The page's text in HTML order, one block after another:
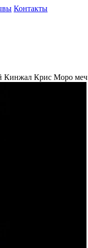
Контакты
Кинжал Крис Моро меч